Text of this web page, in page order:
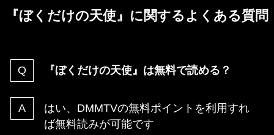
『ぼくだけの天使』に関するよくある質問
『ぼくだけの天使』は無料で読める？
はい、DMMTVの無料ポイントを利用すれ
ば無料読みが可能です